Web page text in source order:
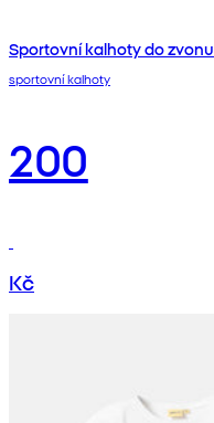
Sportovní kalhoty do zvonu
sportovní kalhoty
200
Kč